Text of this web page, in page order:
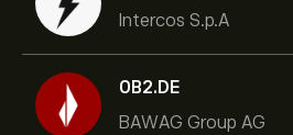
Intercos S.p.A
0B2.DE
BAWAG Group AG